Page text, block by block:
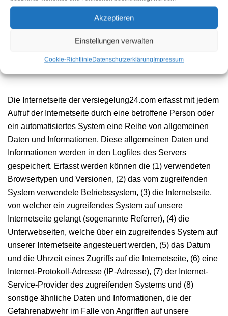
Akzeptieren
Einstellungen verwalten
Cookie-RichtlinieDatenschutzerklärungImpressum
genutzten Internetbrowser, sind unter Umständen nicht alle
Funktionen unserer Internetseite vollumfänglich nutzbar.
Die Internetseite der versiegelung24.com erfasst mit jedem
Aufruf der Internetseite durch eine betroffene Person oder
ein automatisiertes System eine Reihe von allgemeinen
Daten und Informationen. Diese allgemeinen Daten und
Informationen werden in den Logfiles des Servers
gespeichert. Erfasst werden können die (1) verwendeten
Browsertypen und Versionen, (2) das vom zugreifenden
System verwendete Betriebssystem, (3) die Internetseite,
von welcher ein zugreifendes System auf unsere
Internetseite gelangt (sogenannte Referrer), (4) die
Unterwebseiten, welche über ein zugreifendes System auf
unserer Internetseite angesteuert werden, (5) das Datum
und die Uhrzeit eines Zugriffs auf die Internetseite, (6) eine
Internet-Protokoll-Adresse (IP-Adresse), (7) der Internet-
Service-Provider des zugreifenden Systems und (8)
sonstige ähnliche Daten und Informationen, die der
Gefahrenabwehr im Falle von Angriffen auf unsere